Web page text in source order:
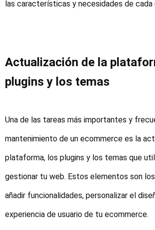
las características y necesidades de cada
Actualización de la
plugins y los temas
Una de las tareas más importantes y
mantenimiento de un ecommerce es la
plataforma, los plugins y los temas que
gestionar tu web. Estos elementos son
añadir funcionalidades, personalizar el
experiencia de usuario de tu ecommerce.